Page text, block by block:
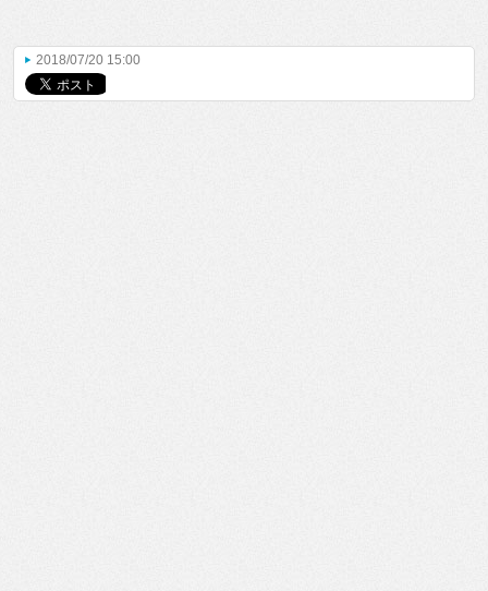
2018/07/20 15:00